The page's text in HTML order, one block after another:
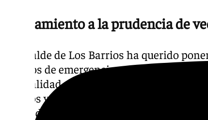
Llamamiento a la prudencia de
El alcalde de Los Barrios ha querido
equipos de emergencia. «La prioridad
normalidad en la playa lo antes posible y
vecinos y visitantes», ha declarado
diario de todos los efectivos desplazados.